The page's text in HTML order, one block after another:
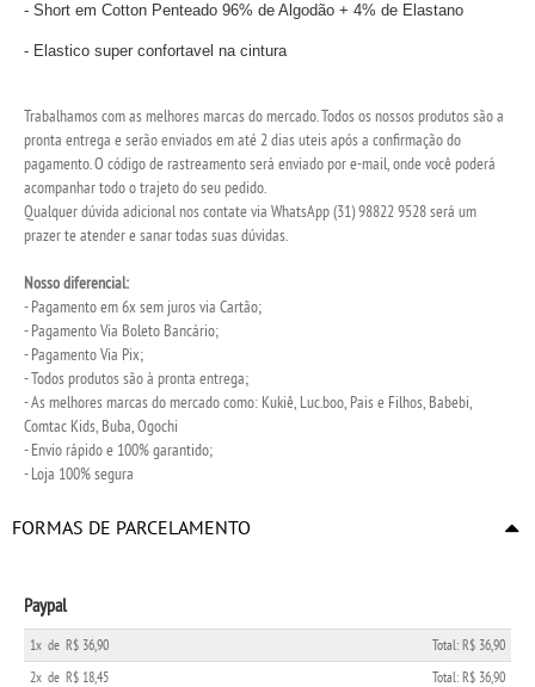
- Short em Cotton Penteado 96% de Algodão + 4% de Elastano
- Elastico super confortavel na cintura
Trabalhamos com as melhores marcas do mercado. Todos os nossos produtos são a
pronta entrega e serão enviados em até 2 dias uteis após a confirmação do
pagamento. O código de rastreamento será enviado por e-mail, onde você poderá
acompanhar todo o trajeto do seu pedido.
Qualquer dúvida adicional nos contate via WhatsApp (31) 98822 9528 será um
prazer te atender e sanar todas suas dúvidas.
Nosso diferencial:
- Pagamento em 6x sem juros via Cartão;
- Pagamento Via Boleto Bancário;
- Pagamento Via Pix;
- Todos produtos são à pronta entrega;
- As melhores marcas do mercado como: Kukiê, Luc.boo, Pais e Filhos, Babebi,
Comtac Kids, Buba, Ogochi
- Envio rápido e 100% garantido;
- Loja 100% segura
FORMAS DE PARCELAMENTO
Paypal
1x de R$ 36,90
Total: R$ 36,90
2x de R$ 18,45
Total: R$ 36,90